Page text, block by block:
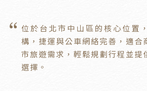
位於台北市中山區的核心位置
構，捷運與公車網絡完善，適合
市旅遊需求，輕鬆規劃行程並提
選擇。